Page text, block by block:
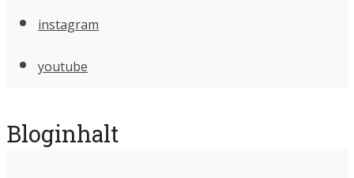
instagram
youtube
Bloginhalt